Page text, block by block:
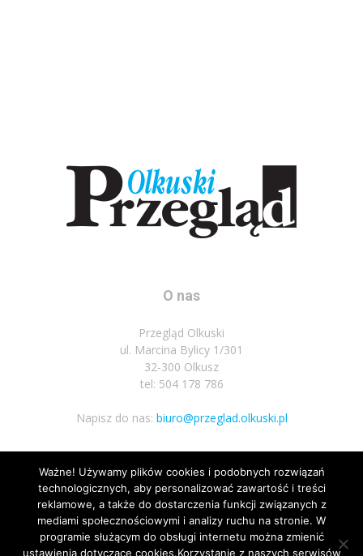
O nas
Przegląd Olkuski
ul. Marcina Bylicy 1/301
32-300 Olkusz
tel: 504 178 786
Napisz do nas: biuro@przeglad.olkuski.pl
Podążaj za nami
Ważne! Używamy plików cookies i podobnych rozwiązań
technologicznych, aby personalizować zawartość i treści
reklamowe, a także do dostarczenia funkcji związanych z
mediami społecznościowymi i analizy ruchu na stronie. W
programie służącym do obsługi internetu można zmienić
ustawienia dotyczące cookies.Korzystanie z naszych serwisów